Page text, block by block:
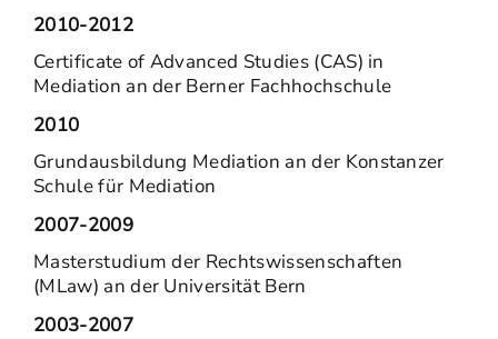
2010-2012
Certificate of Advanced Studies (CAS) in
Mediation an der Berner Fachhochschule
2010
Grundausbildung Mediation an der Konstanzer
Schule für Mediation
2007-2009
Masterstudium der Rechtswissenschaften
(MLaw) an der Universität Bern
2003-2007